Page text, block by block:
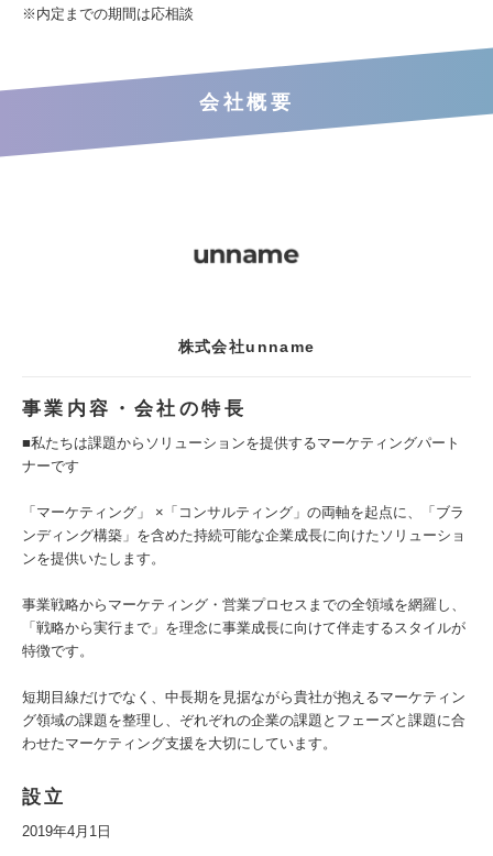
※内定までの期間は応相談
会社概要
株式会社unname
事業内容・会社の特長
■私たちは課題からソリューションを提供するマーケティングパート
ナーです
「マーケティング」 ×「コンサルティング」の両軸を起点に、「ブラ
ンディング構築」を含めた持続可能な企業成長に向けたソリューショ
ンを提供いたします。
事業戦略からマーケティング・営業プロセスまでの全領域を網羅し、
「戦略から実行まで」を理念に事業成長に向けて伴走するスタイルが
特徴です。
短期目線だけでなく、中長期を見据ながら貴社が抱えるマーケティン
グ領域の課題を整理し、ぞれぞれの企業の課題とフェーズと課題に合
わせたマーケティング支援を大切にしています。
設立
2019年4月1日